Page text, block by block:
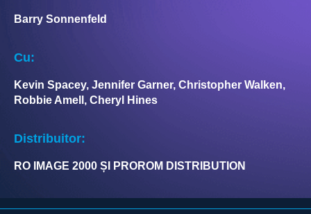
Barry Sonnenfeld
Cu:
Kevin Spacey, Jennifer Garner, Christopher Walken,
Robbie Amell, Cheryl Hines
Distribuitor:
RO IMAGE 2000 ȘI PROROM DISTRIBUTION